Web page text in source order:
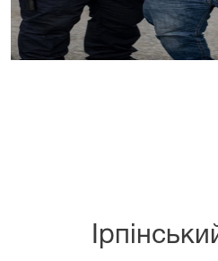
Ірпінський